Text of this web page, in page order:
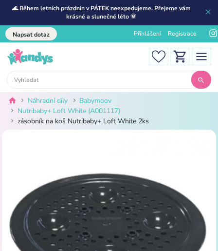
🌊 Během letních prázdnin v PÁTEK neexpedujeme. Přejeme vám
krásné a slunečné léto 🌞
Napsat dotaz Přihlášení Registrace
Náhradní díly
Babymoov
Nutribaby+ Loft White (A001117)
zásobník na koš Nutribaby+ Loft White 2ks